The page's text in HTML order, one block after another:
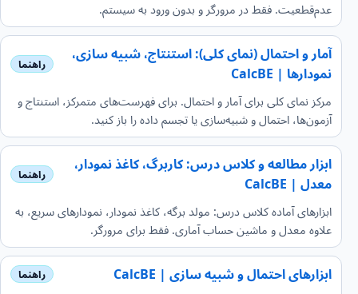
عدم‌قطعیت. فقط در مرورگر و بدون ورود به سیستم.
آمار و احتمال (نمای کلی): استنتاج، شبیه سازی،
نمودارها | CalcBE
مرکز نمای کلی برای آمار و احتمال. برای فهرست‌های متمرکز، استنتاج و
آزمون‌ها، احتمال و شبیه‌سازی یا تجسم داده را باز کنید.
ابزار مطالعه و کلاس درس: کاربرگ، کاغذ نمودار،
معدل | CalcBE
ابزارهای آماده کلاس درس: مولد برگه، کاغذ نمودار، نمودارهای سریع، به
علاوه معدل و ماشین حساب آماری. فقط برای مرورگر.
ابزارهای احتمال و شبیه سازی | CalcBE